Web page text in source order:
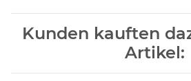
Kunden kauften
Artikel: